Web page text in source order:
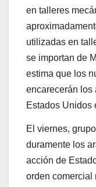
en talleres
utilizadas en
se importan de
estima que los
encarecerán los
Estados Unidos
El viernes,
duramente los
acción de
orden comercial